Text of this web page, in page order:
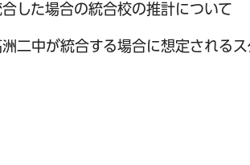
した場合の統合校の推計について
二中が統合する場合に想定されるス
千葉市の電子行政サービス